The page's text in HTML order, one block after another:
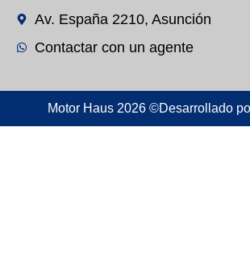
Av. España 2210, Asunción
Contactar con un agente
Motor Haus 2026 ©Desarrollado